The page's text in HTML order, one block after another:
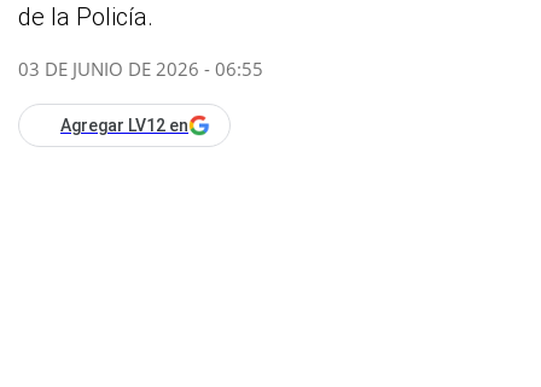
de la Policía.
03 DE JUNIO DE 2026 - 06:55
Agregar LV12 en